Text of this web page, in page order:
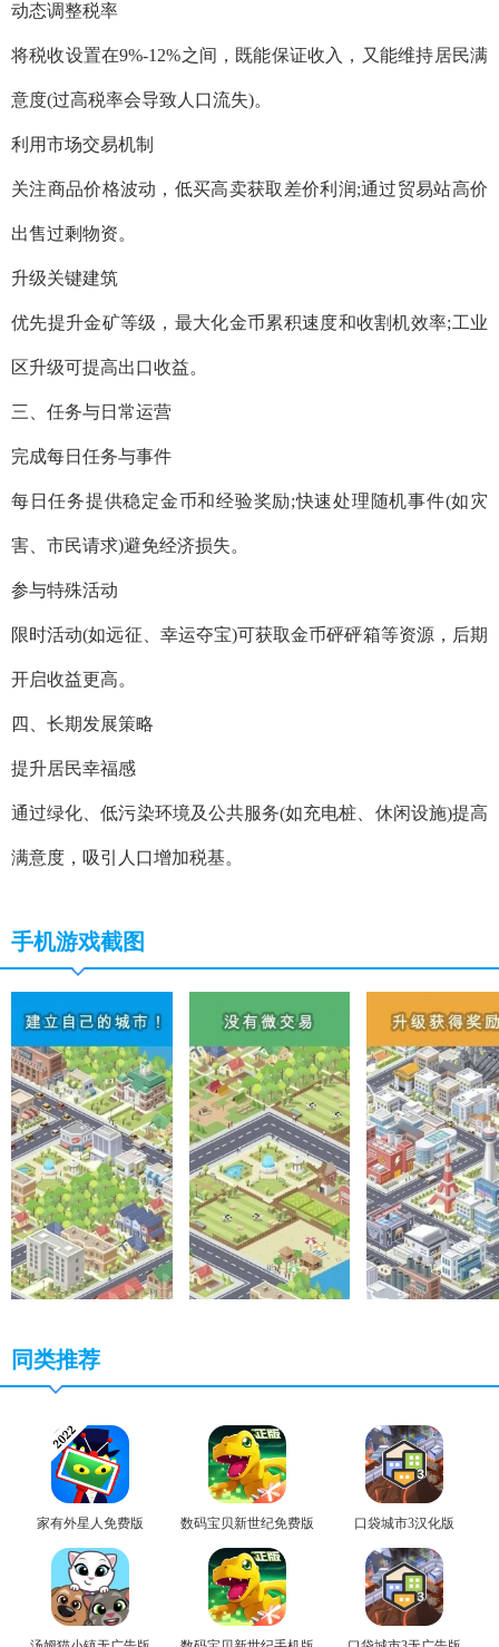
‌动态调整税率‌
将税收设置在9%-12%之间，既能保证收入，又能维持居民满
意度(过高税率会导致人口流失)。
利用市场交易机制‌
关注商品价格波动，低买高卖获取差价利润;通过贸易站高价
出售过剩物资。
升级关键建筑‌
优先提升金矿等级，最大化金币累积速度和收割机效率;工业
区升级可提高出口收益。
三、任务与日常运营
‌完成每日任务与事件‌
每日任务提供稳定金币和经验奖励;快速处理随机事件(如灾
害、市民请求)避免经济损失。
参与特殊活动‌
限时活动(如远征、幸运夺宝)可获取金币砰砰箱等资源，后期
开启收益更高。
四、长期发展策略
‌提升居民幸福感‌
通过绿化、低污染环境及公共服务(如充电桩、休闲设施)提高
满意度，吸引人口增加税基。
手机游戏截图
同类推荐
家有外星人免费版 数码宝贝新世纪免费版 口袋城市3汉化版